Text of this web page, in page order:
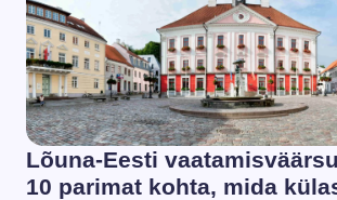
Lõuna-Eesti
10 parimat kohta, mida